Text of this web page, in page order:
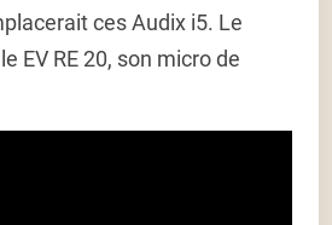
ces Audix i5. Le
EV RE 20, son micro de